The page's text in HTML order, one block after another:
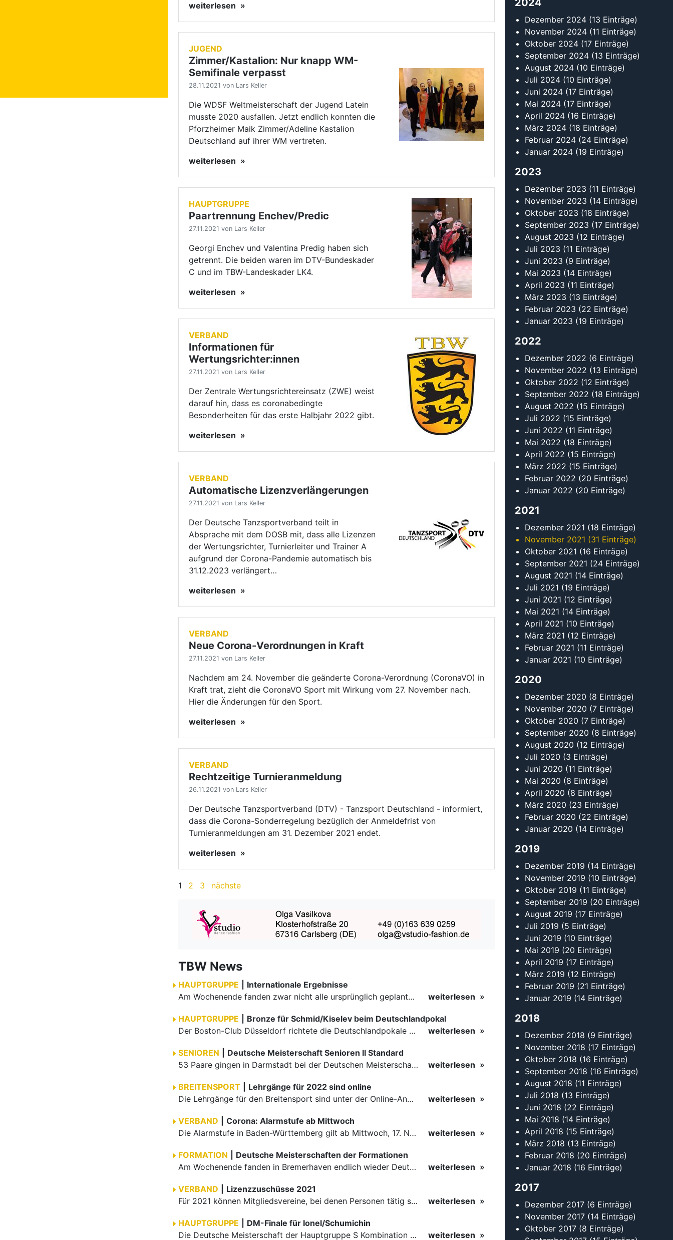
HAUPTGRUPPE
Paartrennung Enchev/Predic
27.11.2021 von Lars Keller
Georgi Enchev und Valentina Predig haben sich
getrennt. Die beiden waren im DTV-Bundeskader
C und im TBW-Landeskader LK4.
weiterlesen
VERBAND
Informationen für
Wertungsrichter:innen
27.11.2021 von Lars Keller
Der Zentrale Wertungsrichtereinsatz (ZWE) weist
darauf hin, dass es coronabedingte
Besonderheiten für das erste Halbjahr 2022 gibt.
weiterlesen
VERBAND
Automatische Lizenzverlängerungen
27.11.2021 von Lars Keller
Der Deutsche Tanzsportverband teilt in
Absprache mit dem DOSB mit, dass alle Lizenzen
der Wertungsrichter, Turnierleiter und Trainer A
aufgrund der Corona-Pandemie automatisch bis
VERBAND
Neue Corona-Verordnungen in Kraft
Nachdem am 24. November die geänderte Corona-Verordnung (CoronaVO) in
Kraft trat, zieht die CoronaVO Sport mit Wirkung vom 27. November nach.
Hier die Änderungen für den Sport.
weiterlesen
VERBAND
Rechtzeitige Turnieranmeldung
26.11.2021 von Lars Keller
Der Deutsche Tanzsportverband (DTV) - Tanzsport Deutschland - informiert,
dass die Corona-Sonderregelung bezüglich der Anmeldefrist von
Turnieranmeldungen am 31. Dezember 2021 endet.
weiterlesen
1 2 3 nächste
TBW News
HAUPTGRUPPE | Internationale Ergebnisse
HAUPTGRUPPE | Bronze für Schmid/Kiselev beim Deutschlandpokal
53 Paare gingen in Darmstadt bei der Deutschen Meisterschaft der Senioren II Standard an den Start.
weiterlesen
BREITENSPORT
Lehrgänge für 2022 sind online
Am Wochenende fanden in Bremerhaven endlich wieder Deutsche Meisterschaften für die Formationen statt. Besonders spannend: Nach so langer Abstinenz wusste kein Team, wie das andere leistungsmäßig steht.…
weiterlesen
News Verband
Januar 2024
2023
Dezember 2023(11 Einträge)
November 2023(14 Einträge)
Oktober 2023(18 Einträge)
September 2023(17 Einträge)
August 2023(12 Einträge)
Juli 2023(11 Einträge)
Juni 2023(9 Einträge)
Mai 2023(14 Einträge)
April 2023(11 Einträge)
März 2023(13 Einträge)
Januar 2023
2022
Dezember 2022(6 Einträge)
November 2022(13 Einträge)
Oktober 2022(12 Einträge)
September 2022(18 Einträge)
August 2022 (15 Einträge)
Juli 2022 (15 Einträge)
Juni 2022(11 Einträge)
Mai 2022(18 Einträge)
April 2022(15 Einträge)
März 2022(15 Einträge)
Januar 2022
2021
Dezember 2021(18 Einträge)
November 2021(31 Einträge)
Oktober 2021 (16 Einträge)
September 2021(24 Einträge)
August 2021(14 Einträge)
Juli 2021(19 Einträge)
Juni 2021(12 Einträge)
Mai 2021(14 Einträge)
April 2021(10 Einträge)
März 2021(12 Einträge)
Januar 2021
2020
Dezember 2020(8 Einträge)
November 2020 (7 Einträge)
Oktober 2020(7 Einträge)
September 2020(8 Einträge)
August 2020(12 Einträge)
Juli 2020 (3 Einträge)
Juni 2020 (11 Einträge)
Mai 2020(8 Einträge)
April 2020(8 Einträge)
März 2020(23 Einträge)
Januar 2020
2019
Dezember 2019(14 Einträge)
November 2019(10 Einträge)
Oktober 2019 (11 Einträge)
September 2019(20 Einträge)
August 2019(17 Einträge)
Juli 2019(5 Einträge)
Juni 2019(10 Einträge)
Mai 2019(20 Einträge)
April 2019(17 Einträge)
März 2019(12 Einträge)
Januar 2019
2018
Dezember 2018(9 Einträge)
November 2018(17 Einträge)
Oktober 2018(16 Einträge)
September 2018(16 Einträge)
August 2018(11 Einträge)
Juli 2018 (13 Einträge)
Juni 2018(22 Einträge)
Mai 2018(14 Einträge)
April 2018(15 Einträge)
März 2018(13 Einträge)
Januar 2018
2017
Dezember 2017(6 Einträge)
November 2017(14 Einträge)
Oktober 2017(8 Einträge)
September 2017(15 Einträge)
August 2017(8 Einträge)
Juli 2017(14 Einträge)
Juni 2017(12 Einträge)
Mai 2017(8 Einträge)
April 2017(17 Einträge)
März 2017(15 Einträge)
Kontakt
Tanzsportverband Baden-